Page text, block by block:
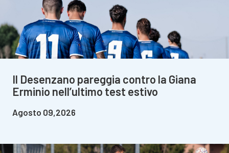
Il Desenzano pareggia contro la Giana
Erminio nell’ultimo test estivo
Agosto 09,2026